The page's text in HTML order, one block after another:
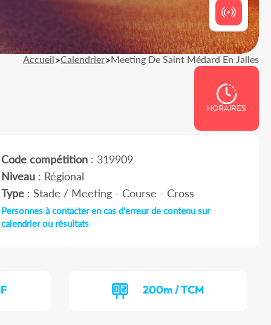
Accueil>Calendrier>Meeting De Saint Médard En Jalles
HORAIRES
Code compétition: 319909
Niveau: Régional
Type: Stade / Meeting - Course - Cross
Personnes à contacter en cas d'erreur de contenu sur
calendrier ou résultats
200m / TCM